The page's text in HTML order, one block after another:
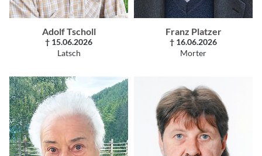
Adolf Tscholl
† 15.06.2026
Latsch
Franz Platzer
† 16.06.2026
Morter